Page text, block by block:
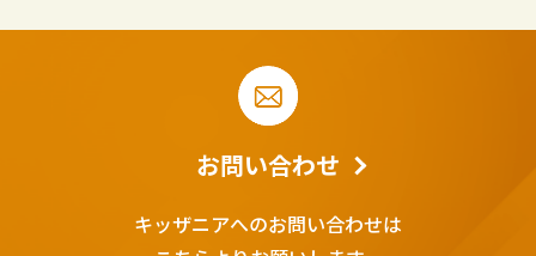
お問い合わせ
キッザニアへのお問い合わせは